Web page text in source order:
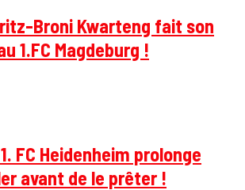
Broni Kwarteng fait son
1.FC Magdeburg !
FC Heidenheim prolonge
avant de le prêter !